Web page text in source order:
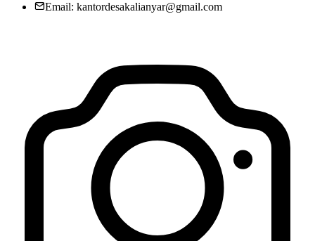
Email: kantordesakalianyar@gmail.com